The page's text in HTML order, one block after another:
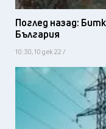
Поглед назад:
България
10:30, 10 дек 22 /